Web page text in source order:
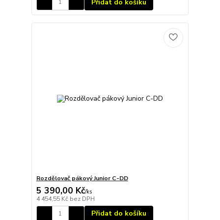
Přidat do košíku
Rozdělovač pákový Junior C-DD
5 390,00 Kč/ks
4 454,55 Kč bez DPH
Přidat do košíku